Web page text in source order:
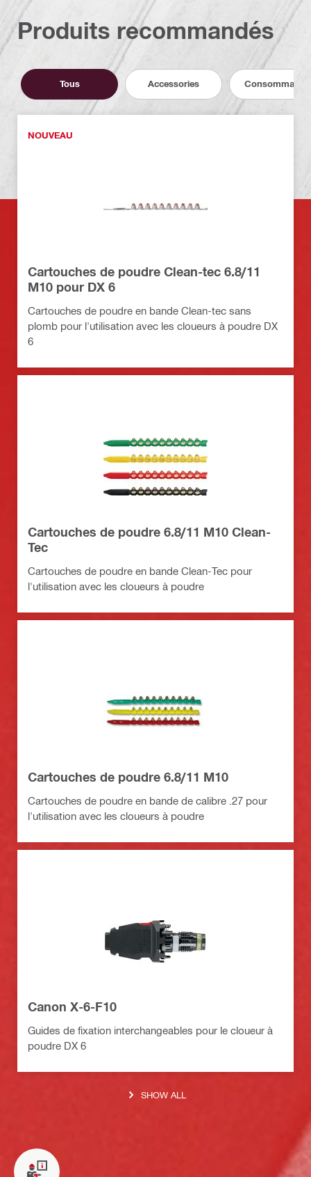
Produits recommandés
Tous Accessories Consommables
NOUVEAU
Cartouches de poudre Clean-tec 6.8/11
M10 pour DX 6
Cartouches de poudre en bande Clean-tec sans
plomb pour l'utilisation avec les cloueurs à poudre DX
6
Cartouches de poudre 6.8/11 M10 Clean-
Tec
Cartouches de poudre en bande Clean-Tec pour
l'utilisation avec les cloueurs à poudre
Cartouches de poudre 6.8/11 M10
Cartouches de poudre en bande de calibre .27 pour
l'utilisation avec les cloueurs à poudre
Canon X-6-F10
Guides de fixation interchangeables pour le cloueur à
poudre DX 6
SHOW ALL